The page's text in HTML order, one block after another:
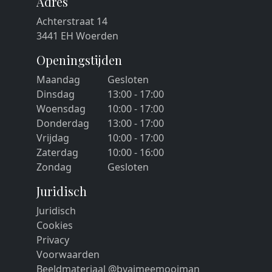
Achterstraat 14
3441 EH Woerden
Openingstijden
Maandag
Gesloten
Dinsdag
13:00 - 17:00
Woensdag
10:00 - 17:00
Donderdag
13:00 - 17:00
Vrijdag
10:00 - 17:00
Zaterdag
10:00 - 16:00
Zondag
Gesloten
Juridisch
Juridisch
Cookies
Privacy
Voorwaarden
Beeldmateriaal @byaimeemooiman